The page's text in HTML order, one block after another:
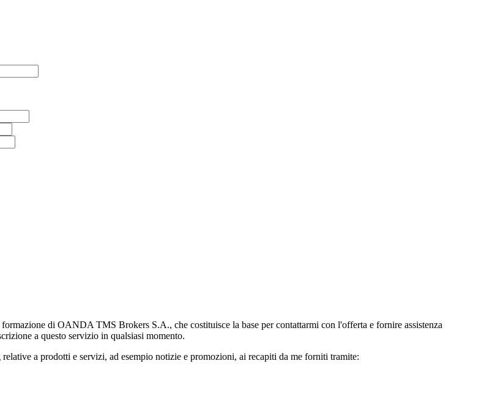
di OANDA TMS Brokers S.A., che costituisce la base per contattarmi con l'offerta e fornire assistenza
a questo servizio in qualsiasi momento.
a prodotti e servizi, ad esempio notizie e promozioni, ai recapiti da me forniti tramite: